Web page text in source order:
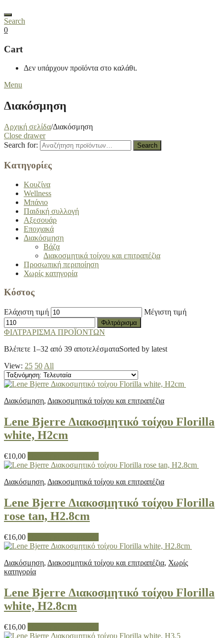
Search
0
Cart
Δεν υπάρχουν προϊόντα στο καλάθι.
Menu
Διακόσμηση
Αρχική σελίδα/Διακόσμηση
Close drawer
Search for:
Search
Κατηγορίες
Κουζίνα
Wellness
Μπάνιο
Παιδική συλλογή
Αξεσουάρ
Εποχιακά
Διακόσμηση
Βάζα
Διακοσμητικά τοίχου και επιτραπέζια
Προσωπική περιποίηση
Χωρίς κατηγορία
Κόστος
Ελάχιστη τιμή Μέγιστη τιμή
Φιλτράρισμα
ΦΙΛΤΡΑΡΙΣΜΑ ΠΡΟΪΟΝΤΩΝ
Βλέπετε 1–32 από 39 αποτελέσματαSorted by latest
View: 25 50 All
Διακόσμηση, Διακοσμητικά τοίχου και επιτραπέζια
Lene Bjerre Διακοσμητικό τοίχου Florilla
white, H2cm
€10,00
Διακόσμηση, Διακοσμητικά τοίχου και επιτραπέζια
Lene Bjerre Διακοσμητικό τοίχου Florilla
rose tan, H2.8cm
€16,00
Διακόσμηση, Διακοσμητικά τοίχου και επιτραπέζια, Χωρίς
κατηγορία
Lene Bjerre Διακοσμητικό τοίχου Florilla
white, H2.8cm
€16,00